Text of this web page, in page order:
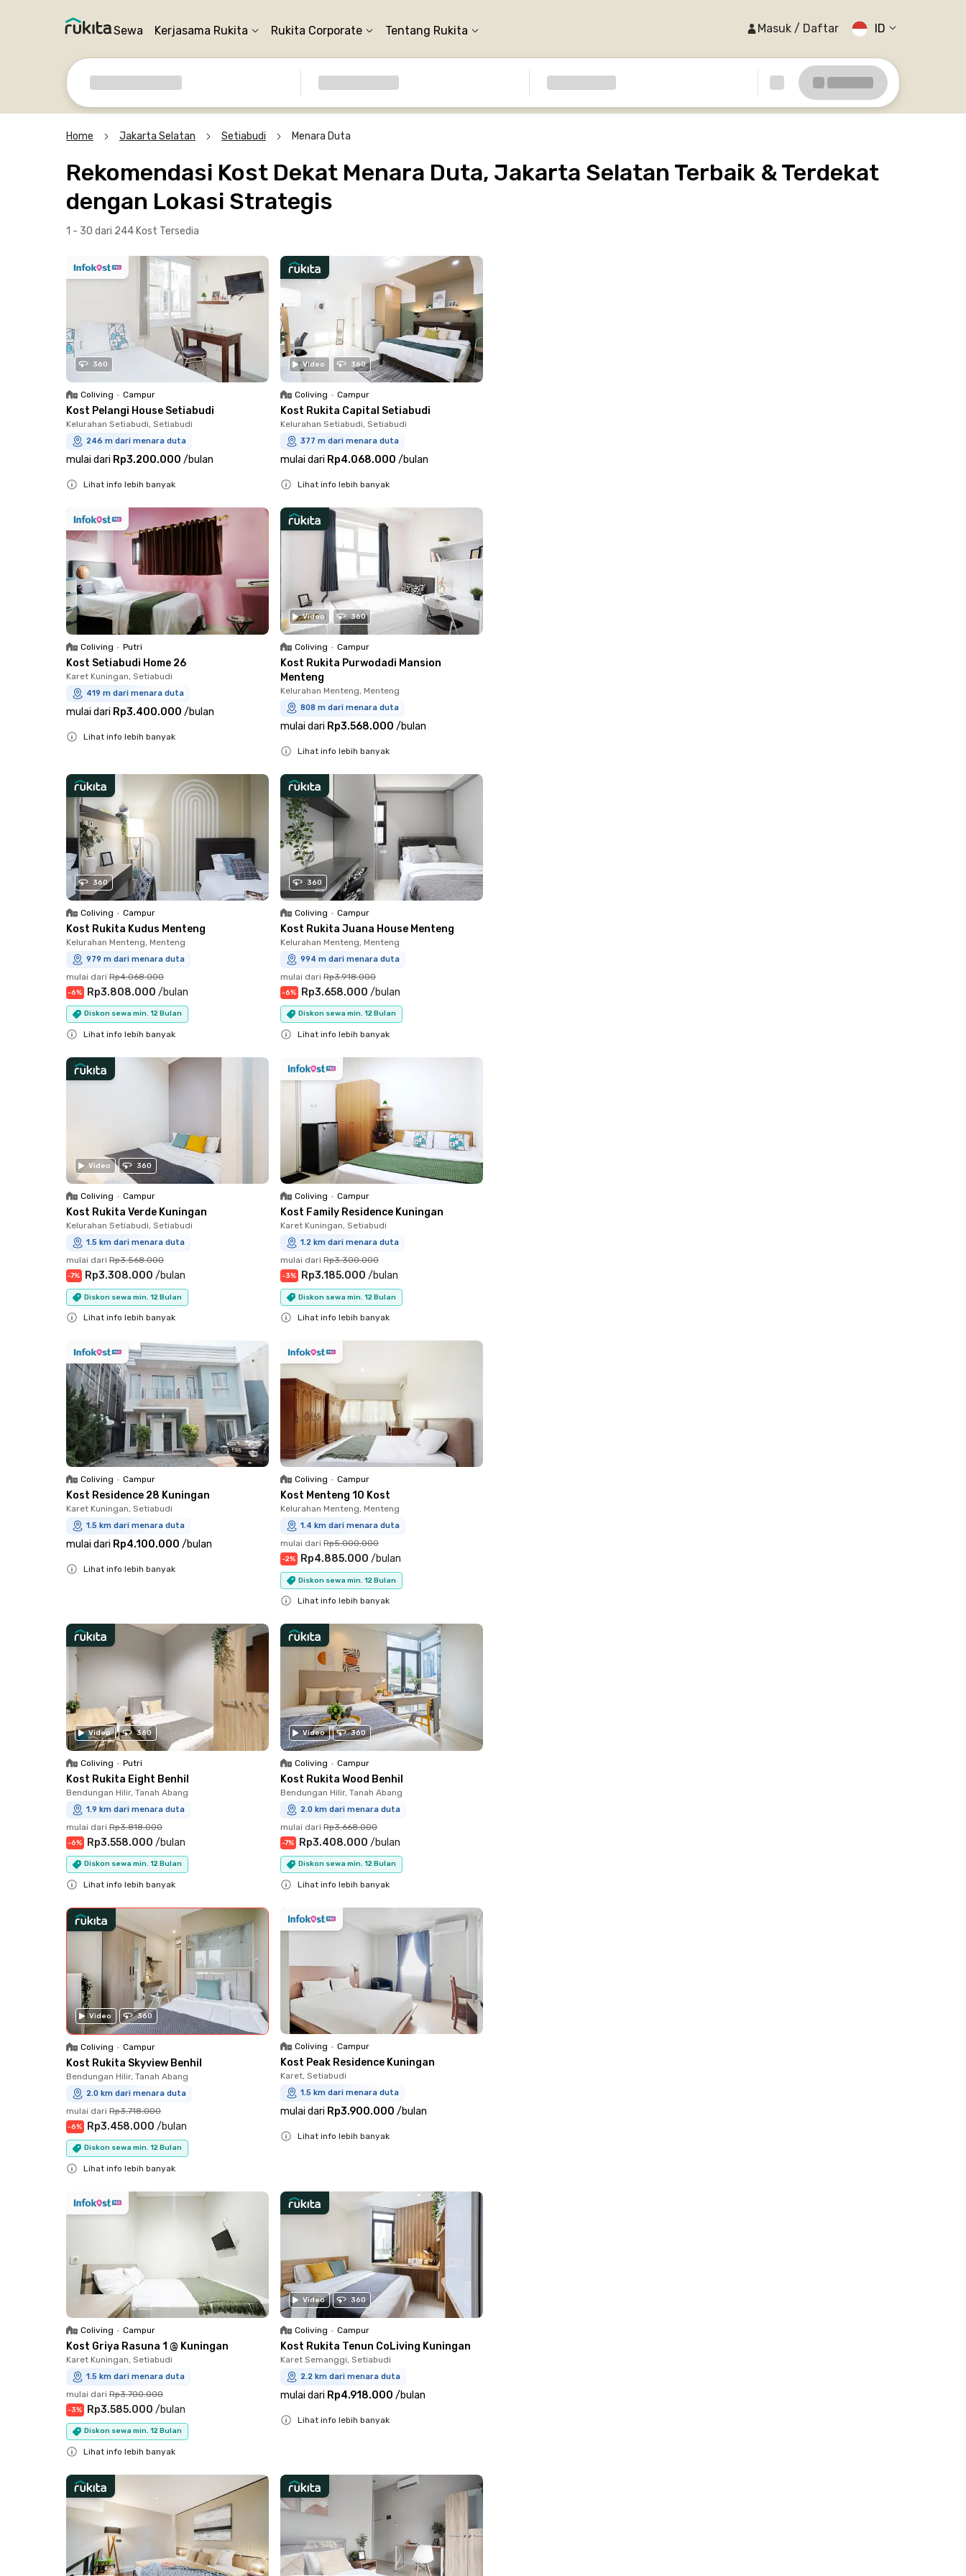
Sewa Kerjasama Rukita Rukita Corporate Tentang Rukita Masuk / Daftar ID
Home Jakarta Selatan Setiabudi Menara Duta
Rekomendasi Kost Dekat Menara Duta, Jakarta Selatan Terbaik & Terdekat
dengan Lokasi Strategis
1 - 30 dari 244 Kost Tersedia
360
Coliving • Campur
Kost Pelangi House Setiabudi
Kelurahan Setiabudi, Setiabudi
246 m dari menara duta
mulai dari Rp3.200.000 /bulan
Lihat info lebih banyak
Video 360
Coliving • Campur
Kost Rukita Capital Setiabudi
Kelurahan Setiabudi, Setiabudi
377 m dari menara duta
mulai dari Rp4.068.000 /bulan
Lihat info lebih banyak
Coliving • Putri
Kost Setiabudi Home 26
Karet Kuningan, Setiabudi
419 m dari menara duta
mulai dari Rp3.400.000 /bulan
Lihat info lebih banyak
Video 360
Coliving • Campur
Kost Rukita Purwodadi Mansion
Menteng
Kelurahan Menteng, Menteng
808 m dari menara duta
mulai dari Rp3.568.000 /bulan
Lihat info lebih banyak
360
Coliving • Campur
Kost Rukita Kudus Menteng
Kelurahan Menteng, Menteng
979 m dari menara duta
mulai dari Rp4.068.000
-6% Rp3.808.000 /bulan
Diskon sewa min. 12 Bulan
Lihat info lebih banyak
360
Coliving • Campur
Kost Rukita Juana House Menteng
Kelurahan Menteng, Menteng
994 m dari menara duta
mulai dari Rp3.918.000
-6% Rp3.658.000 /bulan
Diskon sewa min. 12 Bulan
Lihat info lebih banyak
Video 360
Coliving • Campur
Kost Rukita Verde Kuningan
Kelurahan Setiabudi, Setiabudi
1.5 km dari menara duta
mulai dari Rp3.568.000
-7% Rp3.308.000 /bulan
Diskon sewa min. 12 Bulan
Lihat info lebih banyak
Coliving • Campur
Kost Family Residence Kuningan
Karet Kuningan, Setiabudi
1.2 km dari menara duta
mulai dari Rp3.300.000
-3% Rp3.185.000 /bulan
Diskon sewa min. 12 Bulan
Lihat info lebih banyak
Coliving • Campur
Kost Residence 28 Kuningan
Karet Kuningan, Setiabudi
1.5 km dari menara duta
mulai dari Rp4.100.000 /bulan
Lihat info lebih banyak
Coliving • Campur
Kost Menteng 10 Kost
Kelurahan Menteng, Menteng
1.4 km dari menara duta
mulai dari Rp5.000.000
-2% Rp4.885.000 /bulan
Diskon sewa min. 12 Bulan
Lihat info lebih banyak
Video 360
Coliving • Putri
Kost Rukita Eight Benhil
Bendungan Hilir, Tanah Abang
1.9 km dari menara duta
mulai dari Rp3.818.000
-6% Rp3.558.000 /bulan
Diskon sewa min. 12 Bulan
Lihat info lebih banyak
Video 360
Coliving • Campur
Kost Rukita Wood Benhil
Bendungan Hilir, Tanah Abang
2.0 km dari menara duta
mulai dari Rp3.668.000
-7% Rp3.408.000 /bulan
Diskon sewa min. 12 Bulan
Lihat info lebih banyak
Video 360
Coliving • Campur
Kost Rukita Skyview Benhil
Bendungan Hilir, Tanah Abang
2.0 km dari menara duta
mulai dari Rp3.718.000
-6% Rp3.458.000 /bulan
Diskon sewa min. 12 Bulan
Lihat info lebih banyak
Coliving • Campur
Kost Peak Residence Kuningan
Karet, Setiabudi
1.5 km dari menara duta
mulai dari Rp3.900.000 /bulan
Lihat info lebih banyak
Coliving • Campur
Kost Griya Rasuna 1 @ Kuningan
Karet Kuningan, Setiabudi
1.5 km dari menara duta
mulai dari Rp3.700.000
-3% Rp3.585.000 /bulan
Diskon sewa min. 12 Bulan
Lihat info lebih banyak
Video 360
Coliving • Campur
Kost Rukita Tenun CoLiving Kuningan
Karet Semanggi, Setiabudi
2.2 km dari menara duta
mulai dari Rp4.918.000 /bulan
Lihat info lebih banyak